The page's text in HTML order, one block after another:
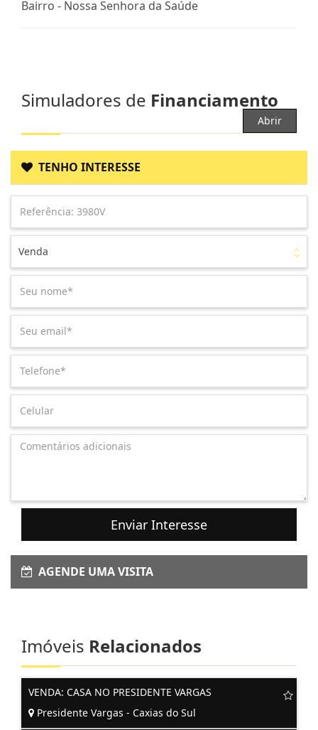
Bairro - Nossa Senhora da Saúde
Simuladores de Financiamento
Abrir
TENHO INTERESSE
Venda
Enviar Interesse
AGENDE UMA VISITA
Imóveis Relacionados
VENDA: CASA NO PRESIDENTE VARGAS
Presidente Vargas - Caxias do Sul